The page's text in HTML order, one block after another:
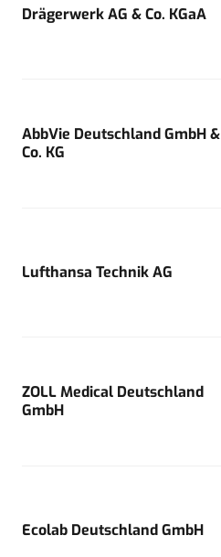
Drägerwerk AG & Co. KGaA
AbbVie Deutschland GmbH &
Co. KG
Lufthansa Technik AG
ZOLL Medical Deutschland
GmbH
Ecolab Deutschland GmbH